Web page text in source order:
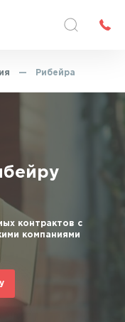
— Рибейра
контрактов с
компаниями